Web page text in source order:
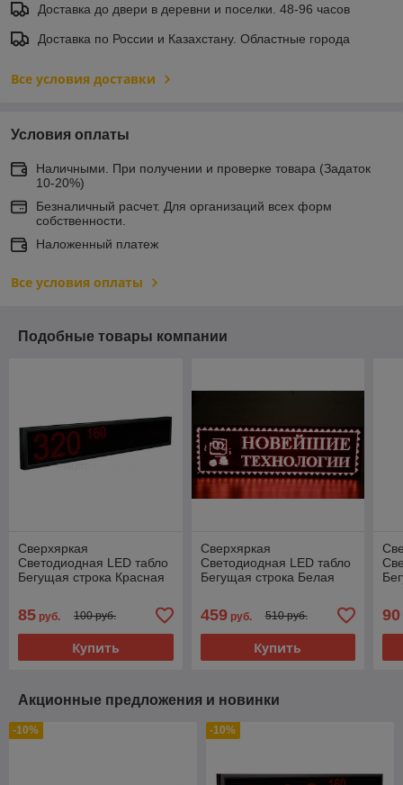
Доставка до двери в деревни и поселки. 48-96 часов
Доставка по России и Казахстану. Областные города
Все условия доставки
Условия оплаты
Наличными. При получении и проверке товара (Задаток
10-20%)
Безналичный расчет. Для организаций всех форм
собственности.
Наложенный платеж
Все условия оплаты
Подобные товары компании
Сверхяркая
Светодиодная LED табло
Бегущая строка Красная
85 руб. 100 руб.
Купить
Сверхяркая
Светодиодная LED табло
Бегущая строка Белая
459руб. 510 руб.
Купить
90
Акционные предложения и новинки
-10% -10%